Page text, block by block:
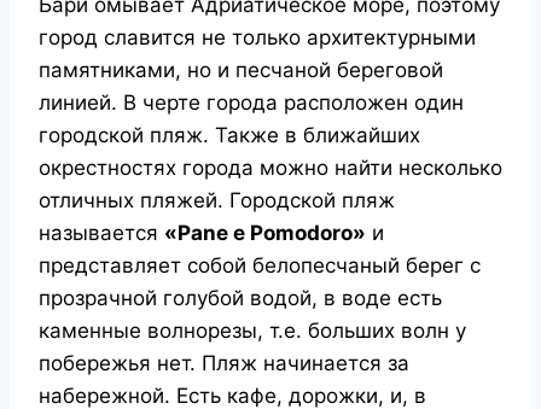
город славится не только архитектурными
памятниками, но и песчаной береговой
линией. В черте города расположен один
городской пляж. Также в ближайших
окрестностях города можно найти несколько
отличных пляжей. Городской пляж
называется «Pane e Pomodoro» и
представляет собой белопесчаный берег с
прозрачной голубой водой, в воде есть
каменные волнорезы, т.е. больших волн у
побережья нет. Пляж начинается за
набережной. Есть кафе, дорожки, и, в